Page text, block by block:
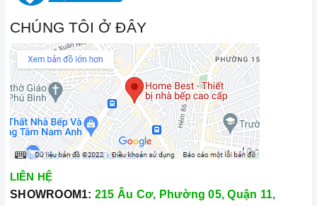
CHÚNG TÔI Ở ĐÂY
LIÊN HỆ
SHOWROOM1: 215 Âu Cơ, Phường 05, Quận 11,